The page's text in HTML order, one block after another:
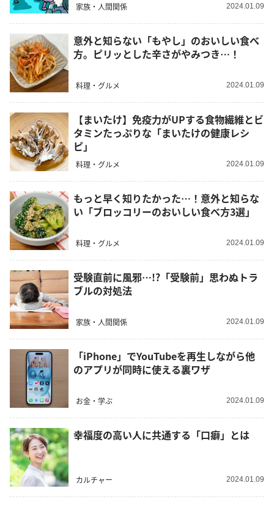
家族・人間関係 2024.01.09
意外と知らない「もやし」のおいしい食べ
方。ピリッとした辛さがやみつき…！
料理・グルメ 2024.01.09
【まいたけ】免疫力がUPする食物繊維とビ
タミンたっぷりな「まいたけの健康レシ
ピ」
料理・グルメ 2024.01.09
もっと早く知りたかった…！意外と知らな
い「ブロッコリーのおいしい食べ方3選」
料理・グルメ 2024.01.09
受験直前に風邪…!?「受験前」思わぬトラ
ブルの対処法
家族・人間関係 2024.01.09
「iPhone」でYouTubeを再生しながら他
のアプリが同時に使える裏ワザ
お金・学ぶ 2024.01.09
幸福度の高い人に共通する「口癖」とは
カルチャー 2024.01.09